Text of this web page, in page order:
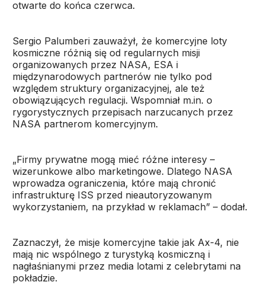
otwarte do końca czerwca.
Sergio Palumberi zauważył, że komercyjne loty
kosmiczne różnią się od regularnych misji
organizowanych przez NASA, ESA i
międzynarodowych partnerów nie tylko pod
względem struktury organizacyjnej, ale też
obowiązujących regulacji. Wspomniał m.in. o
rygorystycznych przepisach narzucanych przez
NASA partnerom komercyjnym.
„Firmy prywatne mogą mieć różne interesy –
wizerunkowe albo marketingowe. Dlatego NASA
wprowadza ograniczenia, które mają chronić
infrastrukturę ISS przed nieautoryzowanym
wykorzystaniem, na przykład w reklamach” – dodał.
Zaznaczył, że misje komercyjne takie jak Ax-4, nie
mają nic wspólnego z turystyką kosmiczną i
nagłaśnianymi przez media lotami z celebrytami na
pokładzie.